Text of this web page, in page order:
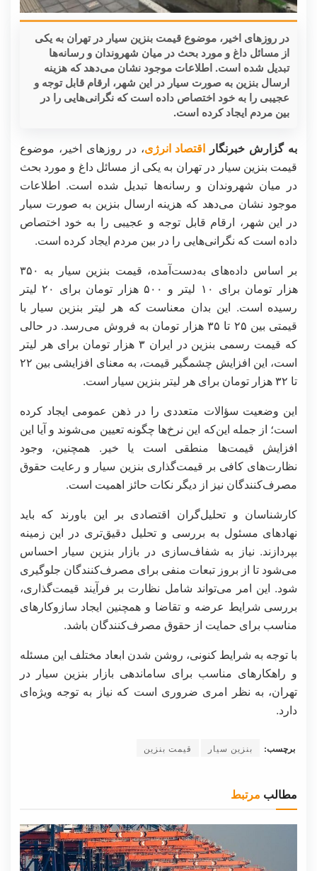
در روزهای اخیر، موضوع قیمت بنزین سیار در تهران به یکی
از مسائل داغ و مورد بحث در میان شهروندان و رسانه‌ها
تبدیل شده است. اطلاعات موجود نشان می‌دهد که هزینه
ارسال بنزین به صورت سیار در این شهر، ارقام قابل توجه و
عجیبی را به خود اختصاص داده است که نگرانی‌هایی را در
بین مردم ایجاد کرده است.
به گزارش خبرنگار اقتصاد انرژی، در روزهای اخیر، موضوع
قیمت بنزین سیار در تهران به یکی از مسائل داغ و مورد بحث
در میان شهروندان و رسانه‌ها تبدیل شده است. اطلاعات
موجود نشان می‌دهد که هزینه ارسال بنزین به صورت سیار
در این شهر، ارقام قابل توجه و عجیبی را به خود اختصاص
داده است که نگرانی‌هایی را در بین مردم ایجاد کرده است.
بر اساس داده‌های به‌دست‌آمده، قیمت بنزین سیار به ۳۵۰
هزار تومان برای ۱۰ لیتر و ۵۰۰ هزار تومان برای ۲۰ لیتر
رسیده است. این بدان معناست که هر لیتر بنزین سیار با
قیمتی بین ۲۵ تا ۳۵ هزار تومان به فروش می‌رسد. در حالی
که قیمت رسمی بنزین در ایران ۳ هزار تومان برای هر لیتر
است، این افزایش چشمگیر قیمت، به معنای افزایشی بین ۲۲
تا ۳۲ هزار تومان برای هر لیتر بنزین سیار است.
این وضعیت سؤالات متعددی را در ذهن عمومی ایجاد کرده
است؛ از جمله این‌که این نرخ‌ها چگونه تعیین می‌شوند و آیا این
افزایش قیمت‌ها منطقی است یا خیر. همچنین، وجود
نظارت‌های کافی بر قیمت‌گذاری بنزین سیار و رعایت حقوق
مصرف‌کنندگان نیز از دیگر نکات حائز اهمیت است.
کارشناسان و تحلیل‌گران اقتصادی بر این باورند که باید
نهادهای مسئول به بررسی و تحلیل دقیق‌تری در این زمینه
بپردازند. نیاز به شفاف‌سازی در بازار بنزین سیار احساس
می‌شود تا از بروز تبعات منفی برای مصرف‌کنندگان جلوگیری
شود. این امر می‌تواند شامل نظارت بر فرآیند قیمت‌گذاری،
بررسی شرایط عرضه و تقاضا و همچنین ایجاد سازوکارهای
مناسب برای حمایت از حقوق مصرف‌کنندگان باشد.
با توجه به شرایط کنونی، روشن شدن ابعاد مختلف این مسئله
و راهکارهای مناسب برای ساماندهی بازار بنزین سیار در
تهران، به نظر امری ضروری است که نیاز به توجه ویژه‌ای
دارد.
برچسب: بنزین سیار قیمت بنزین
مطالب مرتبط